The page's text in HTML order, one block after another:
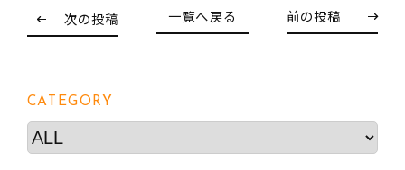
次の投稿 一覧へ戻る 前の投稿
CATEGORY